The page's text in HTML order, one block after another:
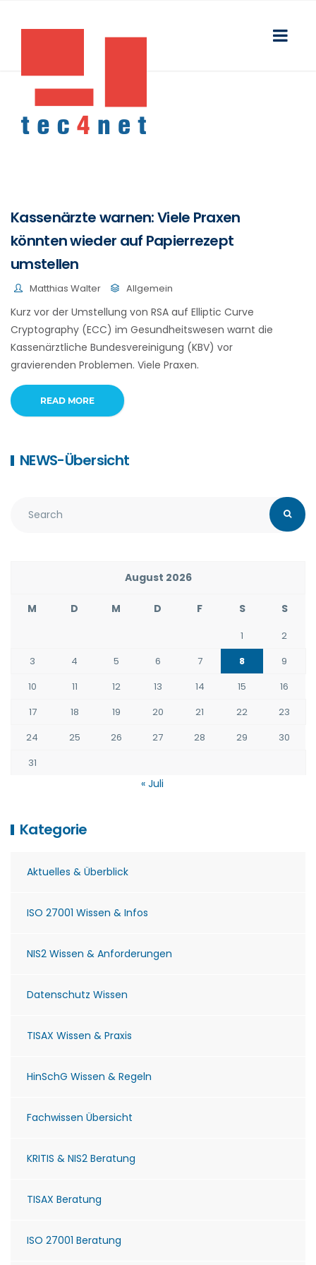
Kassenärzte warnen: Viele Praxen
könnten wieder auf Papierrezept
umstellen
Matthias Walter Allgemein
Kurz vor der Umstellung von RSA auf Elliptic Curve
Cryptography (ECC) im Gesundheitswesen warnt die
Kassenärztliche Bundesvereinigung (KBV) vor
gravierenden Problemen. Viele Praxen.
READ MORE
NEWS-Übersicht
August 2026
M D M D F S S
1
2
3
4 5 6 7 8
9
10
11 12 13 14 15
16
17
18 19 20 21 22
23
24
25 26 27 28 29
30
31
« Juli
Kategorie
Aktuelles & Überblick
ISO 27001 Wissen & Infos
NIS2 Wissen & Anforderungen
Datenschutz Wissen
TISAX Wissen & Praxis
HinSchG Wissen & Regeln
Fachwissen Übersicht
KRITIS & NIS2 Beratung
TISAX Beratung
ISO 27001 Beratung